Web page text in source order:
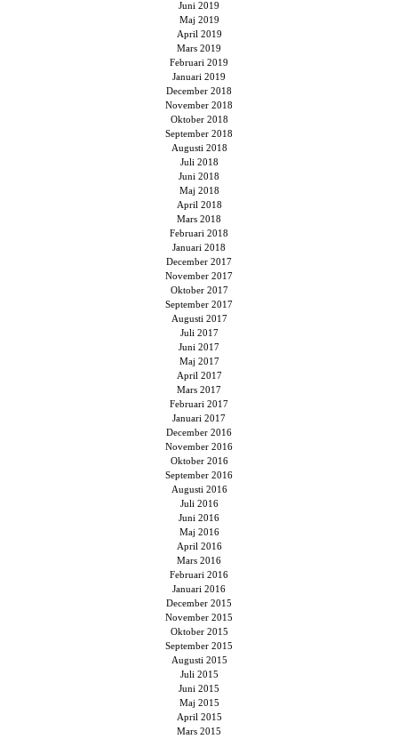
Juni 2019
Maj 2019
April 2019
Mars 2019
Februari 2019
Januari 2019
December 2018
November 2018
Oktober 2018
September 2018
Augusti 2018
Juli 2018
Juni 2018
Maj 2018
April 2018
Mars 2018
Februari 2018
Januari 2018
December 2017
November 2017
Oktober 2017
September 2017
Augusti 2017
Juli 2017
Juni 2017
Maj 2017
April 2017
Mars 2017
Februari 2017
Januari 2017
December 2016
November 2016
Oktober 2016
September 2016
Augusti 2016
Juli 2016
Juni 2016
Maj 2016
April 2016
Mars 2016
Februari 2016
Januari 2016
December 2015
November 2015
Oktober 2015
September 2015
Augusti 2015
Juli 2015
Juni 2015
Maj 2015
April 2015
Mars 2015